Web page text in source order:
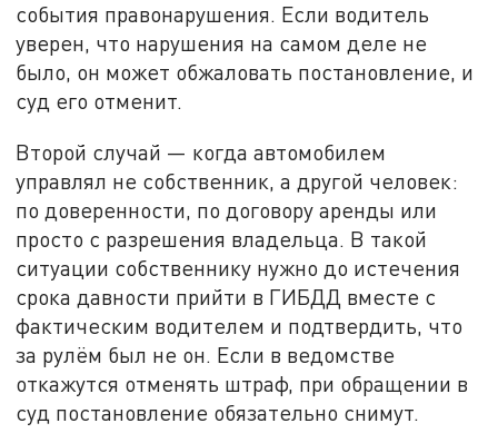
события правонарушения. Если водитель
уверен, что нарушения на самом деле не
было, он может обжаловать постановление, и
суд его отменит.
Второй случай — когда автомобилем
управлял не собственник, а другой человек:
по доверенности, по договору аренды или
просто с разрешения владельца. В такой
ситуации собственнику нужно до истечения
срока давности прийти в ГИБДД вместе с
фактическим водителем и подтвердить, что
за рулём был не он. Если в ведомстве
откажутся отменять штраф, при обращении в
суд постановление обязательно снимут.